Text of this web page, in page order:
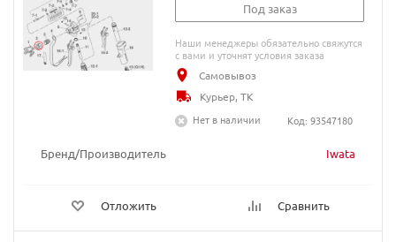
Бренд/Производитель Iwata
Отложить Сравнить
Под заказ
Наши менеджеры обязательно свяжутся
с вами и уточнят условия заказа
Самовывоз
Курьер, ТК
Нет в наличии
Код: 93547180